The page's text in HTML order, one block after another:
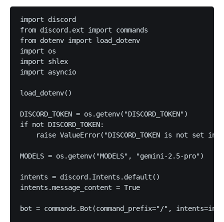
import discord
from discord.ext import commands
from dotenv import load_dotenv
import os
import shlex
import asyncio
load_dotenv()
DISCORD_TOKEN = os.getenv("DISCORD_TOKEN")
if not DISCORD_TOKEN:
raise ValueError("DISCORD_TOKEN is not set in
MODELS = os.getenv("MODELS", "gemini-2.5-pro")
intents = discord.Intents.default()
intents.message_content = True
bot = commands.Bot(command_prefix="/",